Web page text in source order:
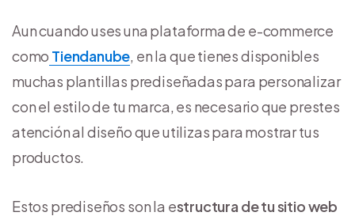
Aun cuando uses una plataforma de e-commerce
como Tiendanube, en la que tienes disponibles
muchas plantillas prediseñadas para personalizar
con el estilo de tu marca, es necesario que prestes
atención al diseño que utilizas para mostrar tus
productos.
Estos prediseños son la estructura de tu sitio web